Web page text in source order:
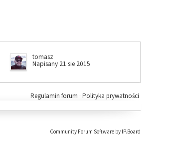
tomasz
Napisany 21 sie 2015
Polityka prywatności
Regulamin forum ·
Community Forum Software by IP.Board